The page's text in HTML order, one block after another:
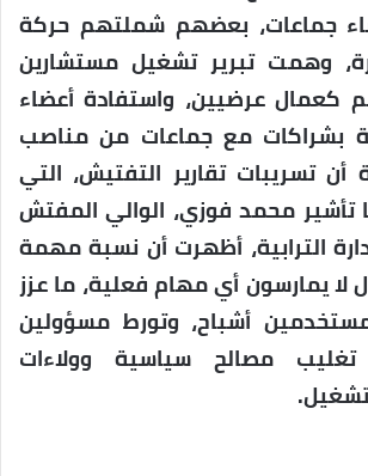
جماعات، بعضهم شملتهم حركة
وهمت تبرير تشغيل مستشارين
كعمال عرضيين، واستفادة أعضاء
بشراكات مع جماعات من مناصب
أن تسريبات تقارير التفتيش، التي
تأشير محمد فوزي، الوالي المفتش
الترابية، أظهرت أن نسبة مهمة
لا يمارسون أي مهام فعلية، ما عزز
أشباح، وتورط مسؤولين
مصالح سياسية وولاءات